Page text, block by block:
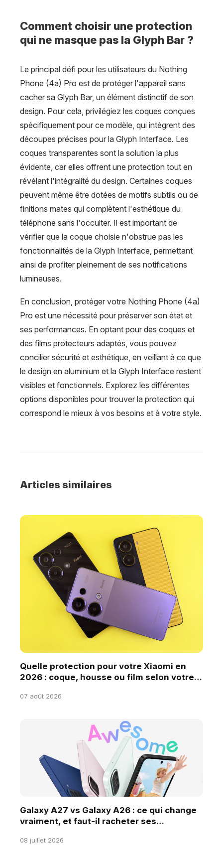
Comment choisir une protection
qui ne masque pas la Glyph Bar ?
Le principal défi pour les utilisateurs du Nothing
Phone (4a) Pro est de protéger l'appareil sans
cacher sa Glyph Bar, un élément distinctif de son
design. Pour cela, privilégiez les coques conçues
spécifiquement pour ce modèle, qui intègrent des
découpes précises pour la Glyph Interface. Les
coques transparentes sont la solution la plus
évidente, car elles offrent une protection tout en
révélant l'intégralité du design. Certaines coques
peuvent même être dotées de motifs subtils ou de
finitions mates qui complètent l'esthétique du
téléphone sans l'occulter. Il est important de
vérifier que la coque choisie n'obstrue pas les
fonctionnalités de la Glyph Interface, permettant
ainsi de profiter pleinement de ses notifications
lumineuses.
En conclusion, protéger votre Nothing Phone (4a)
Pro est une nécessité pour préserver son état et
ses performances. En optant pour des coques et
des films protecteurs adaptés, vous pouvez
concilier sécurité et esthétique, en veillant à ce que
le design en aluminium et la Glyph Interface restent
visibles et fonctionnels. Explorez les différentes
options disponibles pour trouver la protection qui
correspond le mieux à vos besoins et à votre style.
Articles similaires
Quelle protection pour votre Xiaomi en
2026 : coque, housse ou film selon votre
07 août 2026
Galaxy A27 vs Galaxy A26 : ce qui change
vraiment, et faut-il racheter ses
08 juillet 2026